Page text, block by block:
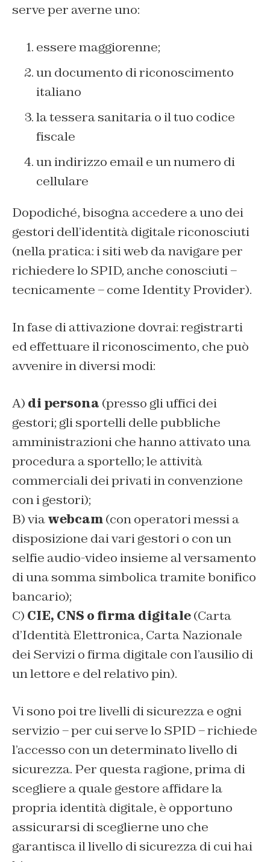
serve per averne uno:
essere maggiorenne;
un documento di riconoscimento
italiano
la tessera sanitaria o il tuo codice
fiscale
un indirizzo email e un numero di
cellulare
Dopodiché, bisogna accedere a uno dei
gestori dell’identità digitale riconosciuti
(nella pratica: i siti web da navigare per
richiedere lo SPID, anche conosciuti –
tecnicamente – come Identity Provider).
In fase di attivazione dovrai: registrarti
ed effettuare il riconoscimento, che può
avvenire in diversi modi:
A) di persona (presso gli uffici dei
gestori; gli sportelli delle pubbliche
amministrazioni che hanno attivato una
procedura a sportello; le attività
commerciali dei privati in convenzione
con i gestori);
B) viawebcam(con operatori messi a
disposizione dai vari gestori o con un
selfie audio-video insieme al versamento
di una somma simbolica tramite bonifico
bancario);
C) CIE, CNS o firma digitale(Carta
d’Identità Elettronica, Carta Nazionale
dei Servizi o firma digitale con l’ausilio di
un lettore e del relativo pin).
Vi sono poi tre livelli di sicurezza e ogni
servizio – per cui serve lo SPID – richiede
l’accesso con un determinato livello di
sicurezza. Per questa ragione, prima di
scegliere a quale gestore affidare la
propria identità digitale, è opportuno
assicurarsi di sceglierne uno che
garantisca il livello di sicurezza di cui hai